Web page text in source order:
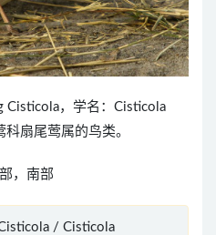
Cisticola，学名：Cisticola
扇尾莺属的鸟类。
，南部
/ Cisticola